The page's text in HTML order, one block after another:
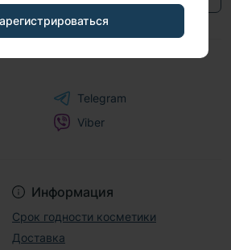
Информация
Срок годности косметики
Доставка
Telegram
Viber